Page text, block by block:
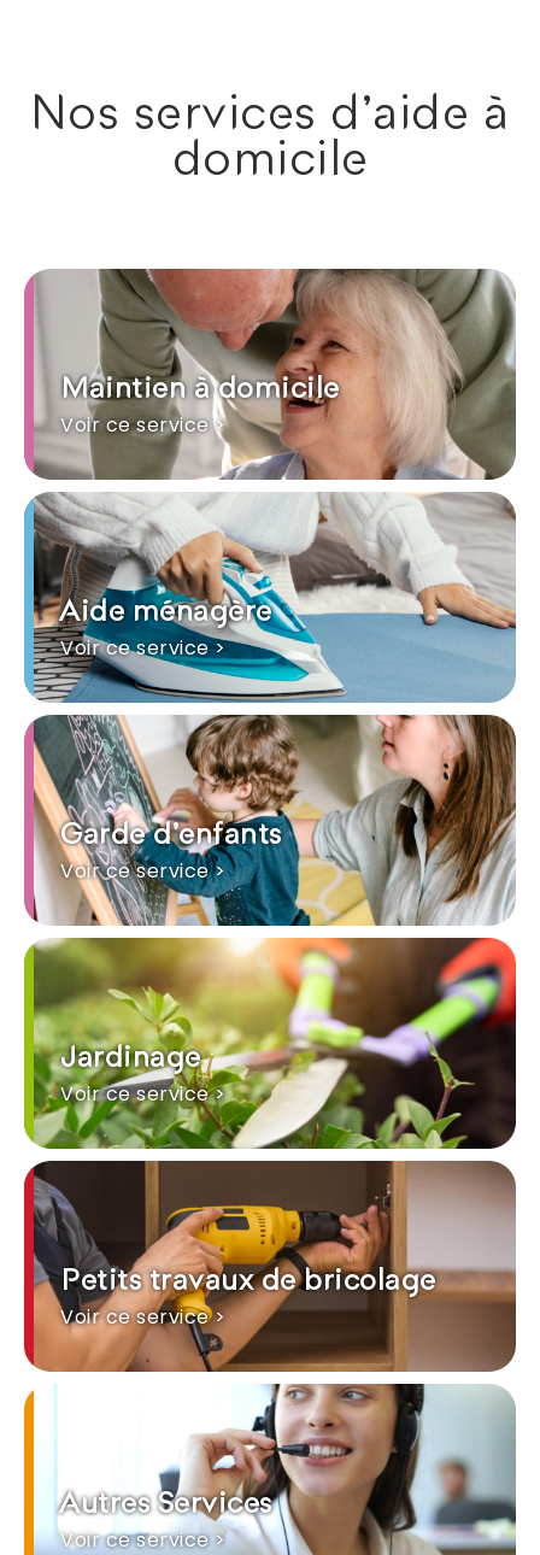
Nos services d'aide à
domicile
Maintien à domicile
Voir ce service >
Aide ménagère
Voir ce service >
Garde d'enfants
Voir ce service >
Jardinage
Voir ce service >
Petits travaux de bricolage
Voir ce service >
Autres Services
Voir ce service >